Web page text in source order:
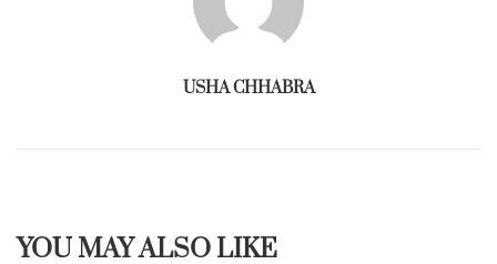
USHA CHHABRA
YOU MAY ALSO LIKE